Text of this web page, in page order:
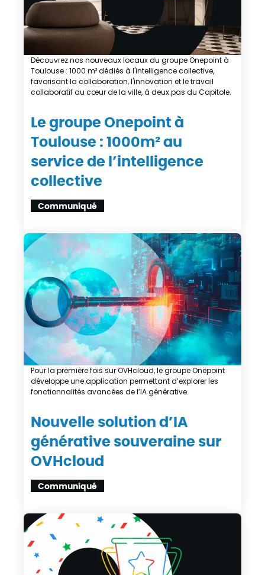
Le groupe Onepoint à
Toulouse : 1000m² au
service de l’intelligence
collective
Communiqué
Découvrez nos nouveaux locaux du groupe Onepoint à
Toulouse : 1000 m² dédiés à l'intelligence collective,
favorisant la collaboration, l'innovation et le travail
collaboratif au cœur de la ville, à deux pas du Capitole.
Nouvelle solution d’IA
générative souveraine sur
OVHcloud
Communiqué
Pour la première fois sur OVHcloud, le groupe Onepoint
développe une application permettant d’explorer les
fonctionnalités avancées de l’IA générative.